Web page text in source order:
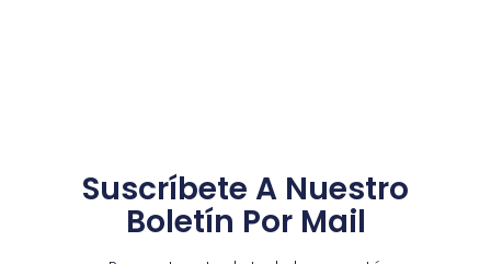
Suscríbete A Nuestro
Boletín Por Mail